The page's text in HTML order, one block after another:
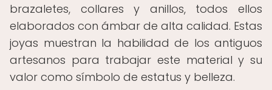
brazaletes, collares y anillos, todos ellos
elaborados con ámbar de alta calidad. Estas
joyas muestran la habilidad de los antiguos
artesanos para trabajar este material y su
valor como símbolo de estatus y belleza.